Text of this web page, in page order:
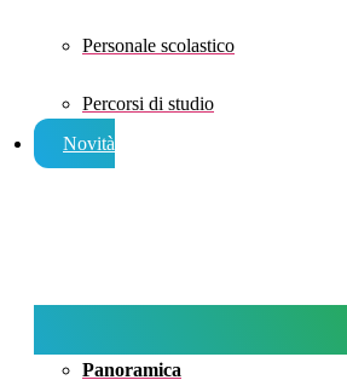
Personale scolastico
Percorsi di studio
Novità
Panoramica